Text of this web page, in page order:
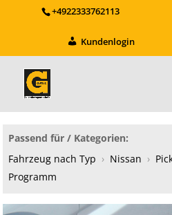
+4922333762113
Kundenlogin
Passend für / Kategorien:
Fahrzeug nach Typ › Nissan ›
Programm